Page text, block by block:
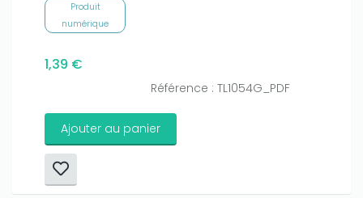
Produit
numérique
1,39 €
Référence : TL1054G_PDF
Ajouter au panier